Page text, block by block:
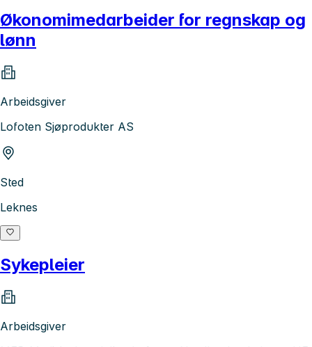
Økonomimedarbeider for regnskap og
lønn
Arbeidsgiver
Lofoten Sjøprodukter AS
Sted
Leknes
Sykepleier
Arbeidsgiver